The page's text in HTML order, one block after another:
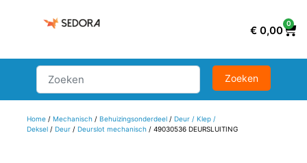
€ 0,00
0
Home/ Mechanisch/ Behuizingsonderdeel/ Deur / Klep /
Deksel/ Deur/ Deurslot mechanisch/ 49030536 DEURSLUITING